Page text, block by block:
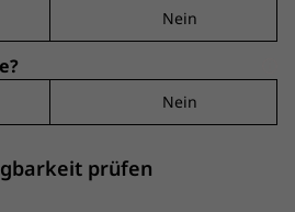
Nein
Nein
prüfen